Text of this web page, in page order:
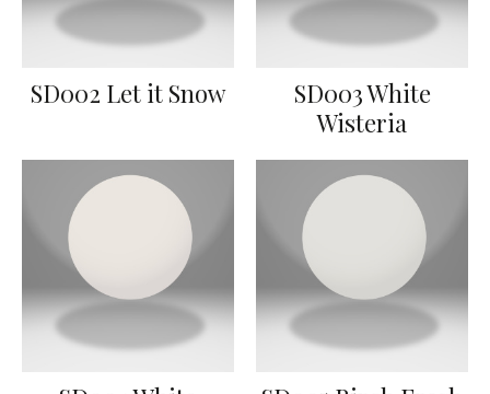
SD002 Let it Snow
SD003 White
Wisteria